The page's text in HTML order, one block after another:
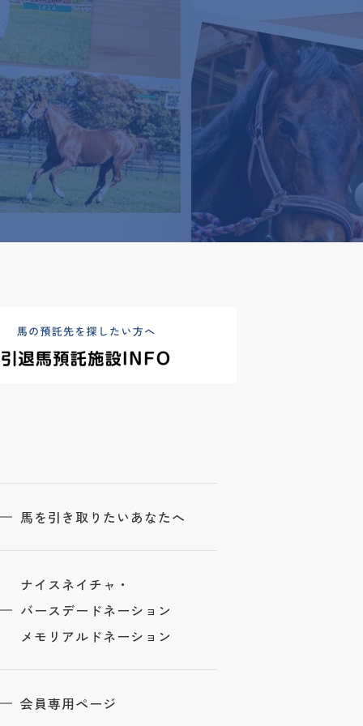
馬を引き取りたいあなたへ
ナイスネイチャ・
バースデードネーション
メモリアルドネーション
会員専用ページ